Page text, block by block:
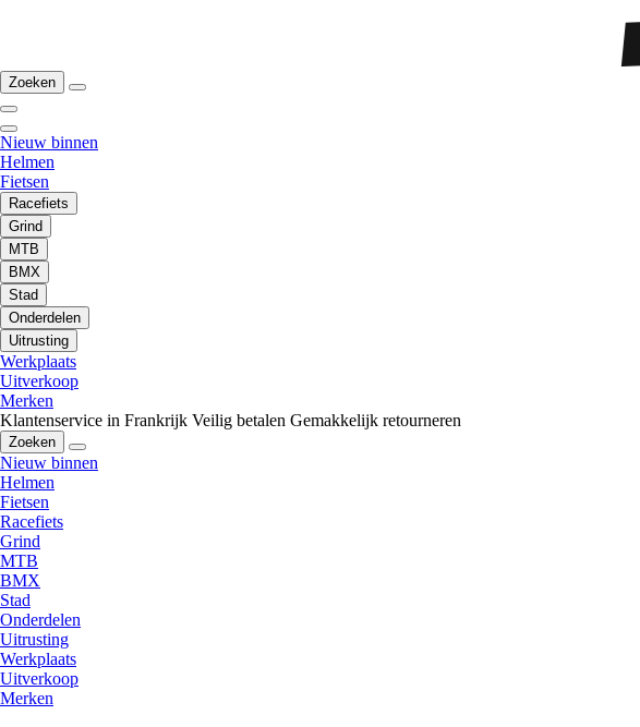
Zoeken
Nieuw binnen
Helmen
Fietsen
Racefiets
Grind
MTB
BMX
Stad
Onderdelen
Uitrusting
Werkplaats
Uitverkoop
Merken
Klantenservice in Frankrijk Veilig betalen Gemakkelijk retourneren
Zoeken
Nieuw binnen
Helmen
Fietsen
Racefiets
Grind
MTB
BMX
Stad
Onderdelen
Uitrusting
Werkplaats
Uitverkoop
Merken